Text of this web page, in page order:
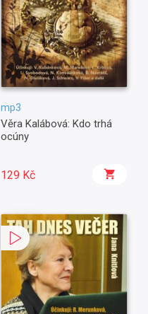
mp3
Věra Kalábová: Kdo trhá
ocúny
129 Kč